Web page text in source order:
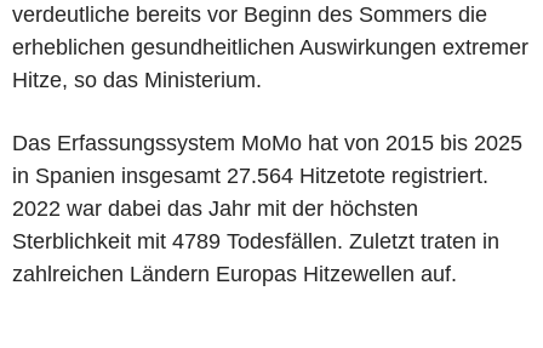
verdeutliche bereits vor Beginn des Sommers die
erheblichen gesundheitlichen Auswirkungen extremer
Hitze, so das Ministerium.
Das Erfassungssystem MoMo hat von 2015 bis 2025
in Spanien insgesamt 27.564 Hitzetote registriert.
2022 war dabei das Jahr mit der höchsten
Sterblichkeit mit 4789 Todesfällen. Zuletzt traten in
zahlreichen Ländern Europas Hitzewellen auf.